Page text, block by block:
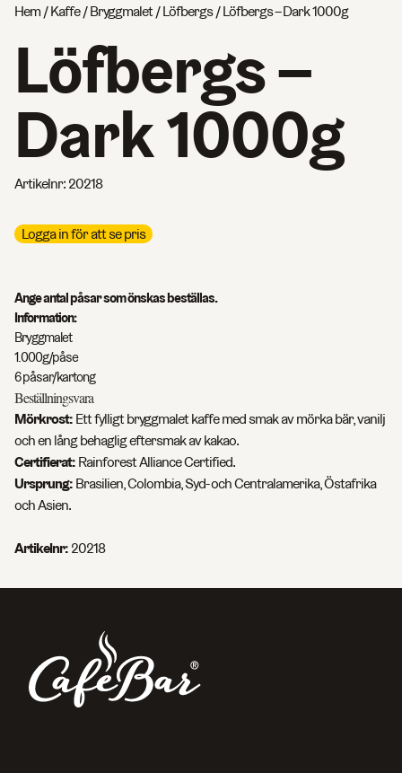
Hem/Kaffe/Bryggmalet/Löfbergs/ Löfbergs – Dark 1000g
Löfbergs –
Dark 1000g
Artikelnr:20218
Logga in för att se pris
Ange antal påsar som önskas beställas.
Information:
Bryggmalet
1.000g/påse
6 påsar/kartong
Beställningsvara
Mörkrost:Ett fylligt bryggmalet kaffe med smak av mörka bär, vanilj
och en lång behaglig eftersmak av kakao.
Certifierat:Rainforest Alliance Certified.
Ursprung:Brasilien, Colombia, Syd- och Centralamerika, Östafrika
och Asien.
Artikelnr:20218